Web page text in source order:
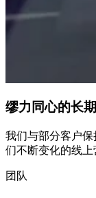
缪力同心的长
我们与部分客户
们不断变化的线上
团队